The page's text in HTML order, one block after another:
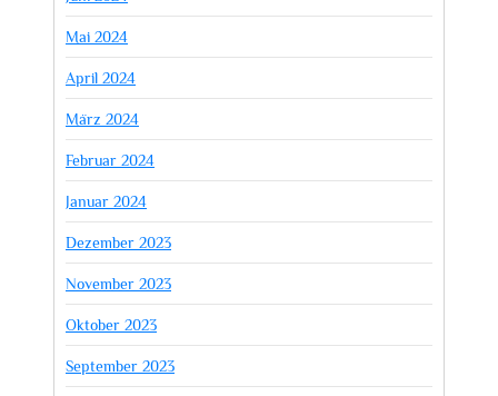
Mai 2024
April 2024
März 2024
Februar 2024
Januar 2024
Dezember 2023
November 2023
Oktober 2023
September 2023